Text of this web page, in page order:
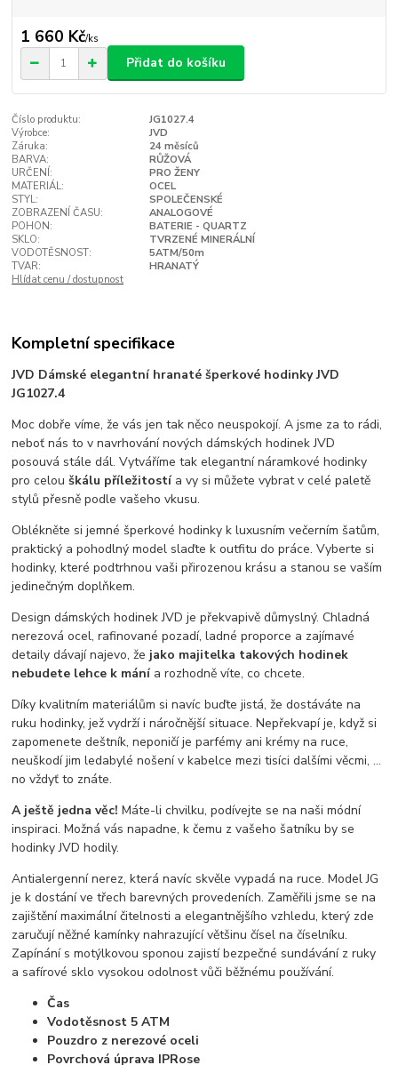
1 660 Kč/ks
Přidat do košíku
Číslo produktu:
JG1027.4
Výrobce:
JVD
Záruka:
24 měsíců
BARVA:
RŮŽOVÁ
URČENÍ:
PRO ŽENY
MATERIÁL:
OCEL
STYL:
SPOLEČENSKÉ
ZOBRAZENÍ ČASU:
ANALOGOVÉ
POHON:
BATERIE - QUARTZ
SKLO:
TVRZENÉ MINERÁLNÍ
VODOTĚSNOST:
5ATM/50m
TVAR:
HRANATÝ
Hlídat cenu / dostupnost
Kompletní specifikace
JVD Dámské elegantní hranaté šperkové hodinky JVD
JG1027.4
Moc dobře víme, že vás jen tak něco neuspokojí. A jsme za to rádi,
neboť nás to v navrhování nových dámských hodinek JVD
posouvá stále dál. Vytváříme tak elegantní náramkové hodinky
pro celouškálu příležitostía vy si můžete vybrat v celé paletě
stylů přesně podle vašeho vkusu.
Oblékněte si jemné šperkové hodinky k luxusním večerním šatům,
praktický a pohodlný model slaďte k outfitu do práce. Vyberte si
hodinky, které podtrhnou vaši přirozenou krásu a stanou se vaším
jedinečným doplňkem.
Design dámských hodinek JVD je překvapivě důmyslný. Chladná
nerezová ocel, rafinované pozadí, ladné proporce a zajímavé
detaily dávají najevo, že jako majitelka takových hodinek
nebudete lehce k mánía rozhodně víte, co chcete.
Díky kvalitním materiálům si navíc buďte jistá, že dostáváte na
ruku hodinky, jež vydrží i náročnější situace. Nepřekvapí je, když si
zapomenete deštník, neponičí je parfémy ani krémy na ruce,
neuškodí jim ledabylé nošení v kabelce mezi tisíci dalšími věcmi, …
no vždyť to znáte.
A ještě jedna věc! Máte-li chvilku, podívejte se na naši módní
inspiraci. Možná vás napadne, k čemu z vašeho šatníku by se
hodinky JVD hodily.
Antialergenní nerez, která navíc skvěle vypadá na ruce. Model JG
je k dostání ve třech barevných provedeních. Zaměřili jsme se na
zajištění maximální čitelnosti a elegantnějšího vzhledu, který zde
zaručují něžné kamínky nahrazující většinu čísel na číselníku.
Zapínání s motýlkovou sponou zajistí bezpečné sundávání z ruky
a safírové sklo vysokou odolnost vůči běžnému používání.
Čas
Vodotěsnost 5 ATM
Pouzdro z nerezové oceli
Povrchová úprava IPRose